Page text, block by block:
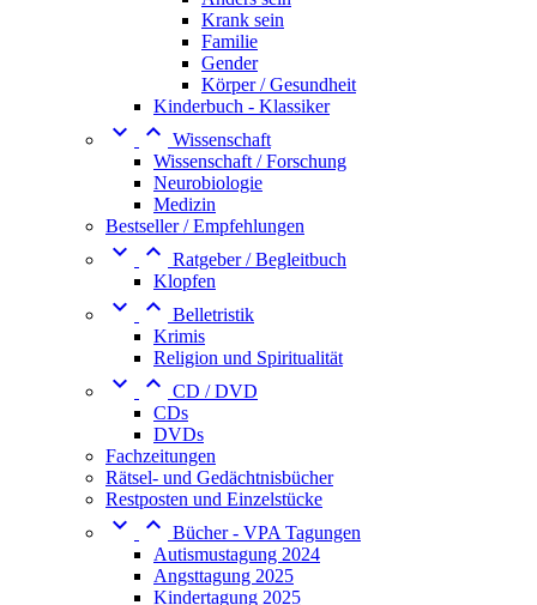
Krank sein
Familie
Gender
Körper / Gesundheit
Kinderbuch - Klassiker
  Wissenschaft
Wissenschaft / Forschung
Neurobiologie
Medizin
Bestseller / Empfehlungen
  Ratgeber / Begleitbuch
Klopfen
  Belletristik
Krimis
Religion und Spiritualität
  CD / DVD
CDs
DVDs
Fachzeitungen
Rätsel- und Gedächtnisbücher
Restposten und Einzelstücke
  Bücher - VPA Tagungen
Autismustagung 2024
Angsttagung 2025
Kindertagung 2025